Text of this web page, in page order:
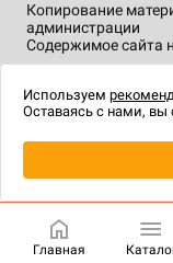
Копирование
администрации
Содержимое сайта
технологии.
Главная
Используем
Оставаясь с нами, вы